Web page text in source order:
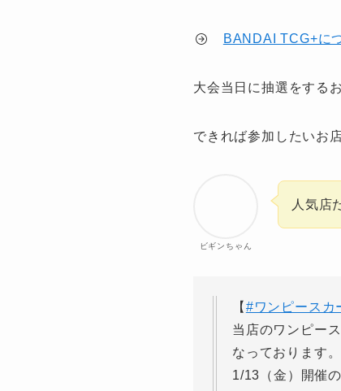
BANDAI TCG+に
大会当日に抽選をする
できれば参加したいお
ビギンちゃん
人気店
【 #ワンピースカ
当店のワンピー
なっております。
1/13（金）開催